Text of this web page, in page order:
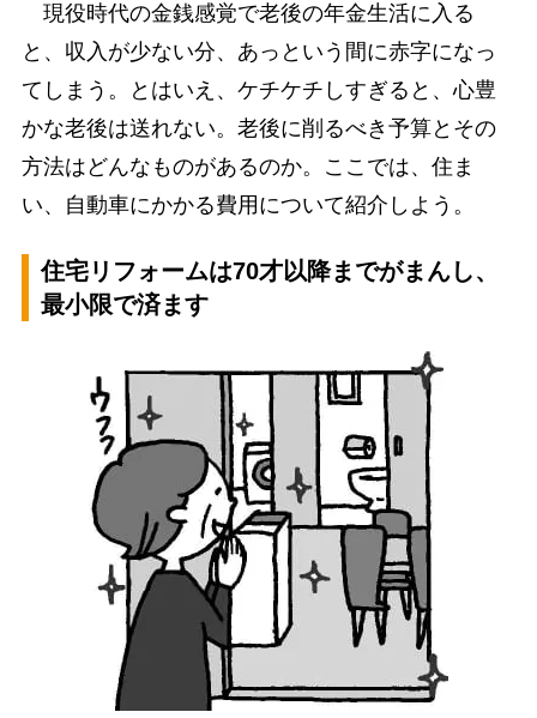
現役時代の金銭感覚で老後の年金生活に入る
と、収入が少ない分、あっという間に赤字になっ
てしまう。とはいえ、ケチケチしすぎると、心豊
かな老後は送れない。老後に削るべき予算とその
方法はどんなものがあるのか。ここでは、住ま
い、自動車にかかる費用について紹介しよう。
住宅リフォームは70才以降までがまんし、
最小限で済ます